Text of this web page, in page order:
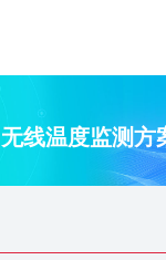
无线温度监测方